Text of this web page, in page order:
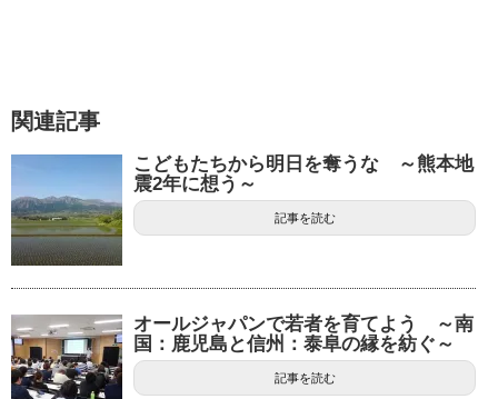
関連記事
こどもたちから明日を奪うな ～熊本地
震2年に想う～
記事を読む
オールジャパンで若者を育てよう ～南
国：鹿児島と信州：泰阜の縁を紡ぐ～
記事を読む